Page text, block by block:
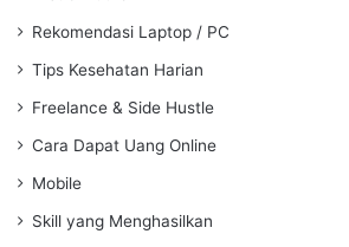
Rekomendasi Laptop / PC
Tips Kesehatan Harian
Freelance & Side Hustle
Cara Dapat Uang Online
Mobile
Skill yang Menghasilkan